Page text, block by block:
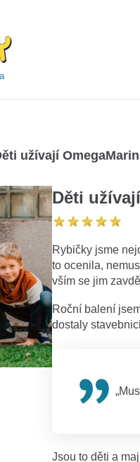
užívají
Děti
Rybičky jsme
to ocenila,
vším se jim
Roční balení
dostaly
Jsou to děti a